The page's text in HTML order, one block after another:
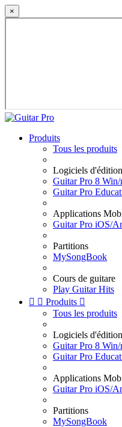
×
Produits
Tous les produits
Logiciels
Guitar Pro 8 Win/
Guitar Pro
Applications
Guitar Pro iOS/
Partitions
MySongBook
Cours de guitare
Play Guitar Hits
  Produits 
Tous les produits
Logiciels
Guitar Pro 8 Win/
Guitar Pro
Applications
Guitar Pro iOS/
Partitions
MySongBook